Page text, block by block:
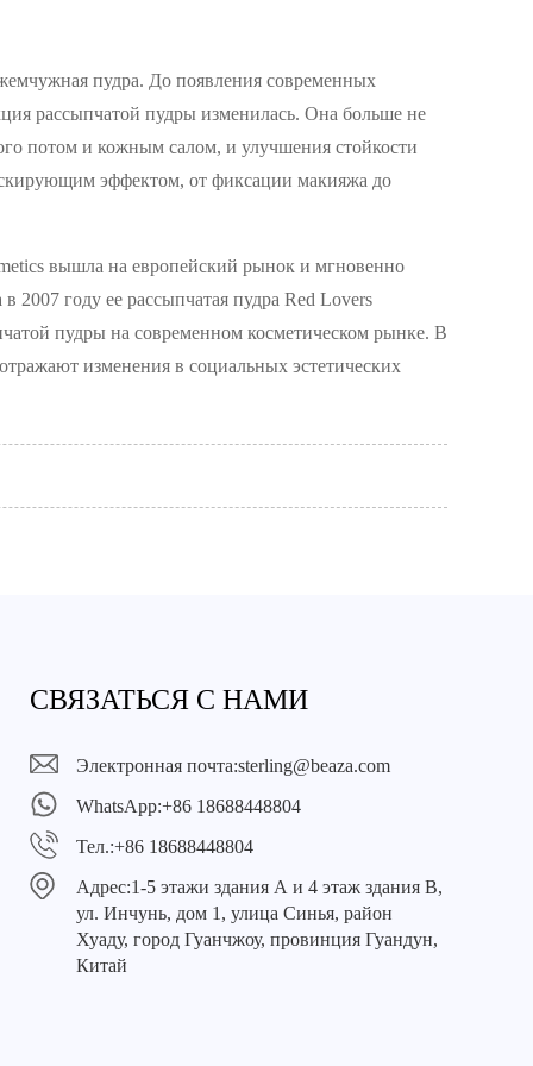
пудра. До появления современных
рассыпчатой ​​пудры изменилась. Она больше не
потом и кожным салом, и улучшения стойкости
эффектом, от фиксации макияжа до
вышла на европейский рынок и мгновенно
2007 году ее рассыпчатая пудра Red Lovers
​​пудры на современном косметическом рынке. В
изменения в социальных эстетических
СВЯЗАТЬСЯ С НАМИ
Электронная почта:sterling@beaza.com
WhatsApp:+86 18688448804
Тел.:+86 18688448804
Адрес:1-5 этажи здания А и 4 этаж здания В,
ул. Инчунь, дом 1, улица Синья, район
Хуаду, город Гуанчжоу, провинция Гуандун,
Китай